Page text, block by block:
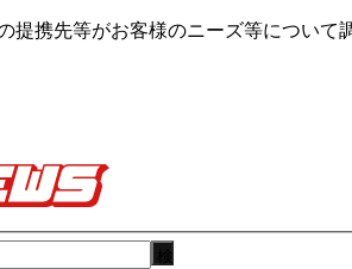
提携先等がお客様のニーズ等につい